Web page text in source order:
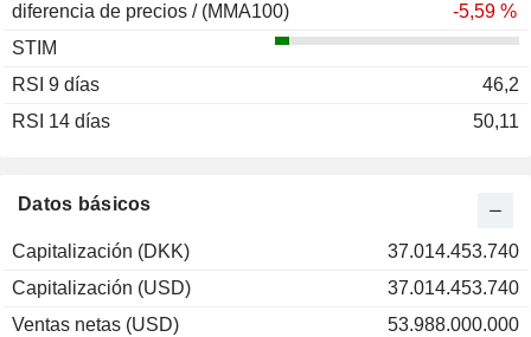
Datos básicos
Capitalización (DKK)
37.014.453.740
Capitalización (USD)
37.014.453.740
Ventas netas (USD)
53.988.000.000
diferencia de precios / (MMA100)
-5,59 %
STIM
RSI 9 días
46,2
RSI 14 días
50,11
2004
+6,10 %
2003
+77,50 %
2002
2001
1999
1997
1996